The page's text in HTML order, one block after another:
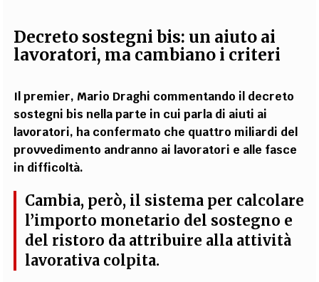
Decreto sostegni bis: un aiuto ai
lavoratori, ma cambiano i criteri
Il premier, Mario Draghi commentando il decreto
sostegni bis nella parte in cui parla di aiuti ai
lavoratori, ha confermato che quattro miliardi del
provvedimento andranno ai lavoratori e alle fasce
in difficoltà.
Cambia, però, il sistema per calcolare
l’importo monetario del sostegno e
del ristoro da attribuire alla attività
lavorativa colpita.